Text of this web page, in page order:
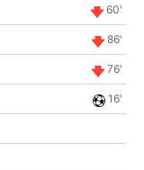
60'
86'
76'
16'